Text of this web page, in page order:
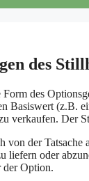
des
des
Basiswert (z.B.
verkaufen. Der
von der
liefern oder
der Option.